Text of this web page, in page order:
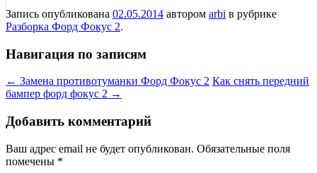
Запись опубликована 02.05.2014 автором arbi в рубрике
Разборка Форд Фокус 2.
Навигация по записям
← Замена противотуманки Форд Фокус 2 Как снять передний
бампер форд фокус 2 →
Добавить комментарий
Ваш адрес email не будет опубликован. Обязательные поля
помечены *